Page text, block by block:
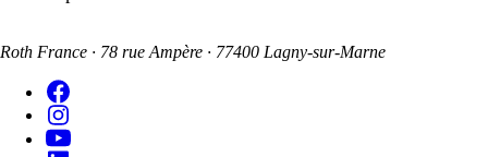
Roth France · 78 rue Ampère · 77400 Lagny-sur-Marne